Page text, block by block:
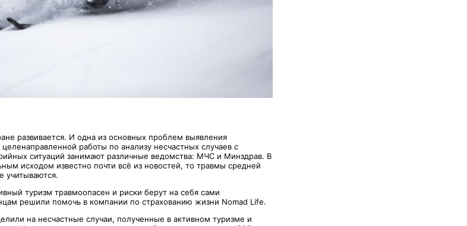
развивается. И одна из основных проблем выявления
работы по анализу несчастных случаев с
ситуаций занимают различные ведомства: МЧС и Минздрав. В
исходом известно почти всё из новостей, то травмы средней
учитываются.
туризм травмоопасен и риски берут на себя сами
решили помочь в компании по страхованию жизни Nomad Life.
на несчастные случаи, полученные в активном туризме и